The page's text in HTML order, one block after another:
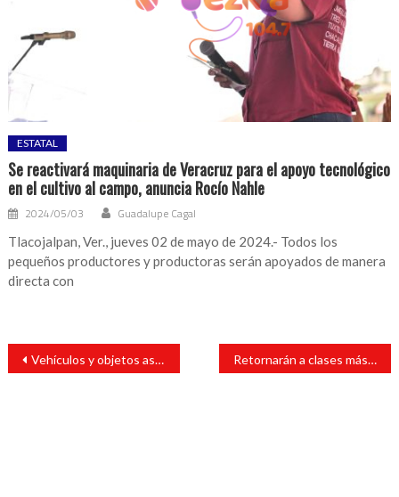
ESTATAL
Se reactivará maquinaria de Veracruz para el apoyo tecnológico
en el cultivo al campo, anuncia Rocío Nahle
2024/05/03 Guadalupe Cagal
Tlacojalpan, Ver., jueves 02 de mayo de 2024.- Todos los
pequeños productores y productoras serán apoyados de manera
directa con
Navegación
entradas
Vehículos y objetos asegurados en operativo de cateo con fuerzas federales y estatales en San Andrés Tuxtla Retornarán a clases más de 1.3 millones de estudiantes de educación básica: SEV